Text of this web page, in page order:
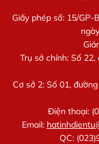
Giấy phép số: 15/
Trụ sở chính: Số
Cơ sở 2: Số 01,
Điện thoại:
Email:
QC: